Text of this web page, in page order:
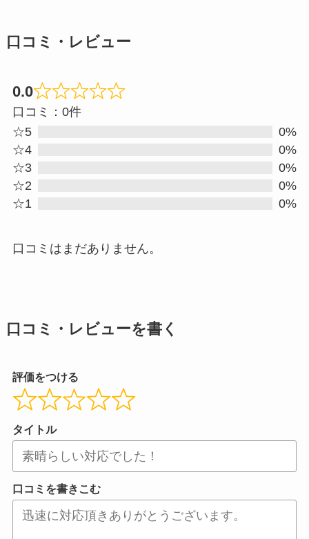
口コミ・レビュー
0.0
Rated
口コミ：0件
☆5
0%
☆4
0%
☆3
0%
☆2
0%
☆1
0%
口コミはまだありません。
口コミ・レビューを書く
評価をつける
タイトル
口コミを書きこむ